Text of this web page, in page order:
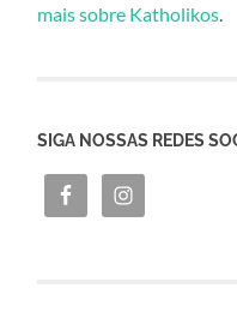
mais sobre Katholikos.
SIGA NOSSAS REDES